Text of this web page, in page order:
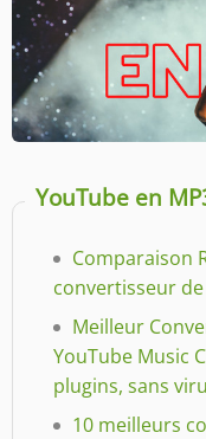
YouTube en
Comparaison
convertisseur de
Meilleur
YouTube Music
plugins, sans
10 meilleurs